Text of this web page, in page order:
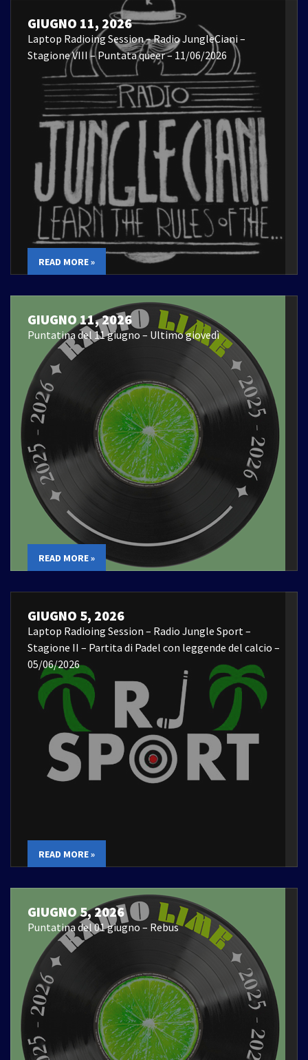
GIUGNO 11, 2026
Laptop Radioing Session – Radio JungleCiani –
Stagione VIII – Puntata queer – 11/06/2026
READ MORE »
GIUGNO 11, 2026
Puntatina del 11 giugno – Ultimo giovedì
READ MORE »
GIUGNO 5, 2026
Laptop Radioing Session – Radio Jungle Sport –
Stagione II – Partita di Padel con leggende del calcio –
05/06/2026
READ MORE »
GIUGNO 5, 2026
Puntatina del 01 giugno – Rebus